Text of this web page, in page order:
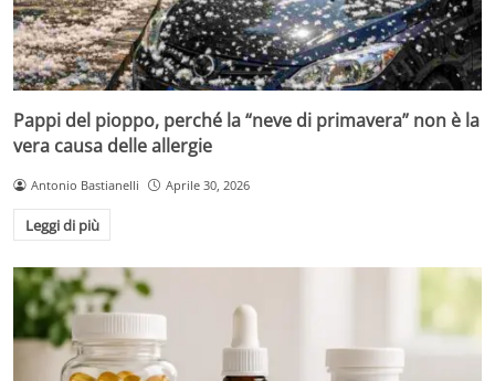
Pappi del pioppo, perché la “neve di primavera” non è la
vera causa delle allergie
Antonio Bastianelli Aprile 30, 2026
Leggi di più